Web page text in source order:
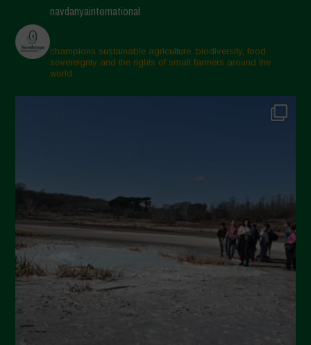
Aprile 2025
Marzo 2025
Febbraio 2025
Gennaio 2025
Settembre 2024
Luglio 2024
Maggio 2024
Aprile 2024
Marzo 2024
Febbraio 2024
navdanyainternational
champions sustainable agriculture, biodiversity, food
sovereignty and the rights of small farmers around the
world.